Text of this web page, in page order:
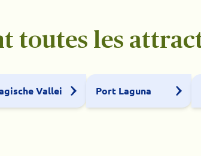
toutes les
Vallei Port Laguna